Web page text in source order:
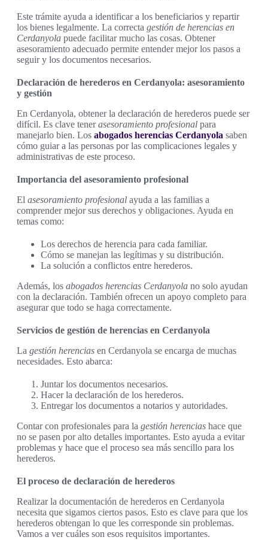
Este trámite ayuda a identificar a los beneficiarios y repartir
los bienes legalmente. La correcta gestión de herencias en
Cerdanyola puede facilitar mucho las cosas. Obtener
asesoramiento adecuado permite entender mejor los pasos a
seguir y los documentos necesarios.
Declaración de herederos en Cerdanyola: asesoramiento
y gestión
En Cerdanyola, obtener la declaración de herederos puede ser
difícil. Es clave tenerasesoramiento profesional para
manejarlo bien. Los abogados herencias Cerdanyola saben
cómo guiar a las personas por las complicaciones legales y
administrativas de este proceso.
Importancia del asesoramiento profesional
El asesoramiento profesional ayuda a las familias a
comprender mejor sus derechos y obligaciones. Ayuda en
temas como:
Los derechos de herencia para cada familiar.
Cómo se manejan las legítimas y su distribución.
La solución a conflictos entre herederos.
Además, los abogados herencias Cerdanyola no solo ayudan
con la declaración. También ofrecen un apoyo completo para
asegurar que todo se haga correctamente.
Servicios de gestión de herencias en Cerdanyola
La gestión herencias en Cerdanyola se encarga de muchas
necesidades. Esto abarca:
Juntar los documentos necesarios.
Hacer la declaración de los herederos.
Entregar los documentos a notarios y autoridades.
Contar con profesionales para la gestión herencias hace que
no se pasen por alto detalles importantes. Esto ayuda a evitar
problemas y hace que el proceso sea más sencillo para los
herederos.
El proceso de declaración de herederos
Realizar la documentación de herederos en Cerdanyola
necesita que sigamos ciertos pasos. Esto es clave para que los
herederos obtengan lo que les corresponde sin problemas.
Vamos a ver cuáles son esos requisitos importantes.